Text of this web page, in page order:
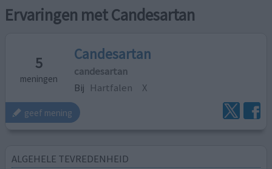
Ervaringen met Candesartan
5
meningen
Candesartan
candesartan
Bij Hartfalen X
geef mening
ALGEHELE TEVREDENHEID